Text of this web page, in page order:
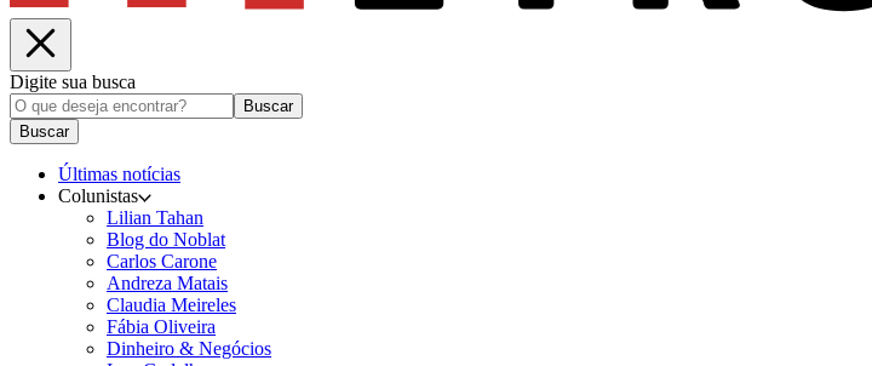
Digite sua busca
Buscar
Buscar
Últimas notícias
Colunistas
Lilian Tahan
Blog do Noblat
Carlos Carone
Andreza Matais
Claudia Meireles
Fábia Oliveira
Dinheiro & Negócios